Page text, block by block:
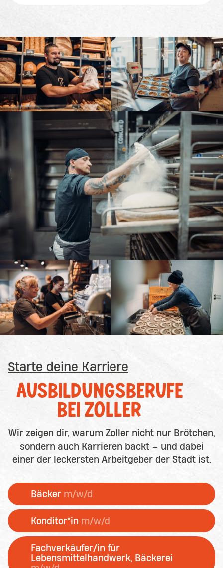
Starte deine Karriere
AUSBILDUNGSBERUFE
BEI ZOLLER
Wir zeigen dir, warum Zoller nicht nur Brötchen,
sondern auch Karrieren backt – und dabei
einer der leckersten Arbeitgeber der Stadt ist.
Bäcker m/w/d
Konditor*in m/w/d
Fachverkäufer/in für
Lebensmittelhandwerk, Bäckerei